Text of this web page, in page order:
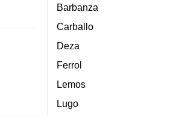
Barbanza
Carballo
Deza
Ferrol
Lemos
Lugo